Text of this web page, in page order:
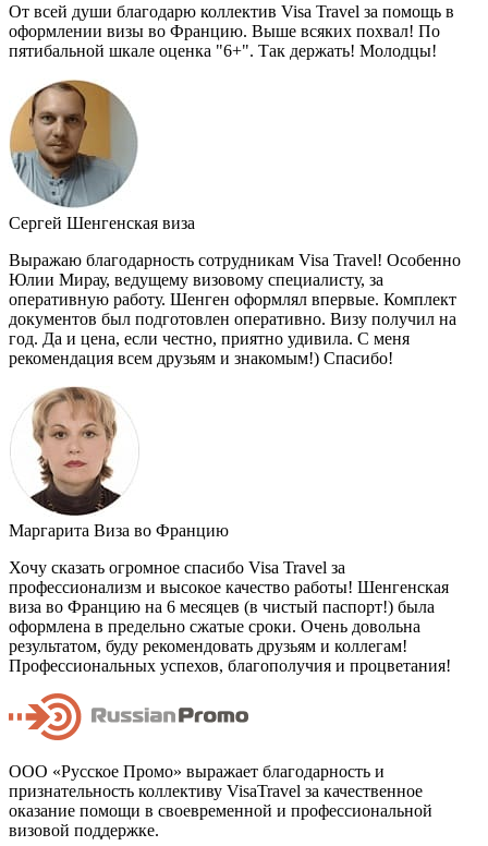
От всей души благодарю коллектив Visa Travel за помощь в
оформлении визы во Францию. Выше всяких похвал! По
пятибальной шкале оценка "6+". Так держать! Молодцы!
Сергей Шенгенская виза
Выражаю благодарность сотрудникам Visa Travel! Особенно
Юлии Мирау, ведущему визовому специалисту, за
оперативную работу. Шенген оформлял впервые. Комплект
документов был подготовлен оперативно. Визу получил на
год. Да и цена, если честно, приятно удивила. С меня
рекомендация всем друзьям и знакомым!) Спасибо!
Маргарита Виза во Францию
Хочу сказать огромное спасибо Visa Travel за
профессионализм и высокое качество работы! Шенгенская
виза во Францию на 6 месяцев (в чистый паспорт!) была
оформлена в предельно сжатые сроки. Очень довольна
результатом, буду рекомендовать друзьям и коллегам!
Профессиональных успехов, благополучия и процветания!
ООО «Русское Промо» выражает благодарность и
признательность коллективу VisaTravel за качественное
оказание помощи в своевременной и профессиональной
визовой поддержке.